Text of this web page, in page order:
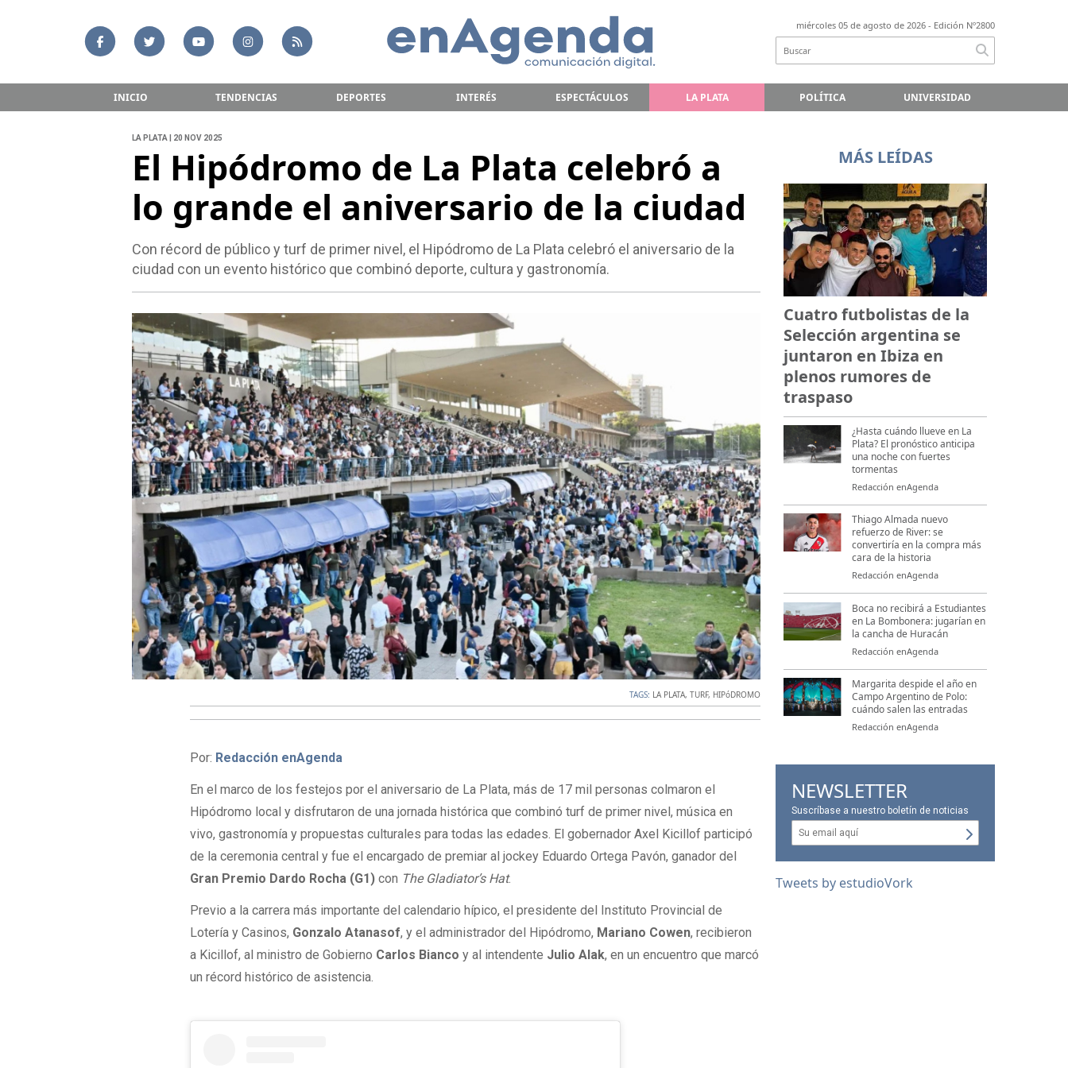
miércoles 05 de agosto de 2026 - Edición Nº2800
INICIO TENDENCIAS DEPORTES INTERÉS ESPECTÁCULOS LA PLATA POLÍTICA UNIVERSIDAD
LA PLATA | 20 NOV 2025
El Hipódromo de La Plata celebró a
lo grande el aniversario de la ciudad
Con récord de público y turf de primer nivel, el Hipódromo de La Plata celebró el aniversario de la
ciudad con un evento histórico que combinó deporte, cultura y gastronomía.
TAGS: LA PLATA,TURF, HIPóDROMO
Por: Redacción enAgenda
En el marco de los festejos por el aniversario de La Plata, más de 17 mil personas colmaron el
Hipódromo local y disfrutaron de una jornada histórica que combinó turf de primer nivel, música en
vivo, gastronomía y propuestas culturales para todas las edades. El gobernador Axel Kicillof participó
de la ceremonia central y fue el encargado de premiar al jockey Eduardo Ortega Pavón, ganador del
Gran Premio Dardo Rocha (G1) con The Gladiator’s Hat.
Previo a la carrera más importante del calendario hípico, el presidente del Instituto Provincial de
Lotería y Casinos, Gonzalo Atanasof, y el administrador del Hipódromo, Mariano Cowen, recibieron
a Kicillof, al ministro de Gobierno Carlos Bianco y al intendente Julio Alak, en un encuentro que marcó
un récord histórico de asistencia.
MÁS LEÍDAS
Cuatro futbolistas de la
Selección argentina se
juntaron en Ibiza en
plenos rumores de
traspaso
¿Hasta cuándo llueve en La
Plata? El pronóstico anticipa
una noche con fuertes
tormentas
Redacción enAgenda
Thiago Almada nuevo
refuerzo de River: se
convertiría en la compra más
cara de la historia
Redacción enAgenda
Boca no recibirá a Estudiantes
en La Bombonera: jugarían en
la cancha de Huracán
Redacción enAgenda
Margarita despide el año en
Campo Argentino de Polo:
cuándo salen las entradas
Redacción enAgenda
NEWSLETTER
Suscríbase a nuestro boletín de noticias
Tweets by estudioVork